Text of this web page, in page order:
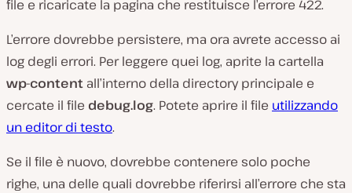
file e ricaricate la pagina che restituisce l’errore 422.
L’errore dovrebbe persistere, ma ora avrete accesso ai
log degli errori. Per leggere quei log, aprite la cartella
wp-content all’interno della directory principale e
cercate il file debug.log. Potete aprire il file utilizzando
un editor di testo.
Se il file è nuovo, dovrebbe contenere solo poche
righe, una delle quali dovrebbe riferirsi all’errore che sta